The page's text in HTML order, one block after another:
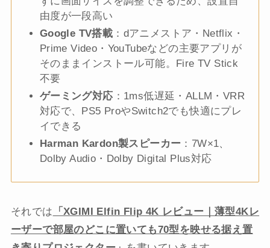
由度が一段高い
Google TV搭載 ：dアニメストア・Netflix・
Prime Video・YouTubeなどの主要アプリが
そのままインストール可能。Fire TV Stick
不要
ゲーミング対応 ：1ms低遅延・ALLM・VRR
対応で、PS5 ProやSwitch2でも快適にプレ
イできる
Harman Kardon製スピーカー ：7W×1、
Dolby Audio・Dolby Digital Plus対応
それでは 「XGIMI Elfin Flip 4K レビュー｜薄型4Kレ
ーザーで部屋のどこに置いても70型を映せる据え置